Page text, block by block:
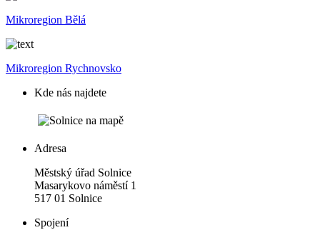
Mikroregion Bělá
Mikroregion Rychnovsko
Kde nás najdete
Adresa
Městský úřad Solnice
Masarykovo náměstí 1
517 01 Solnice
Spojení